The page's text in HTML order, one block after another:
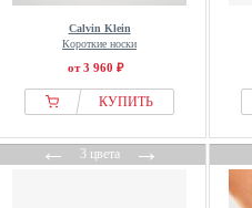
Calvin Klein
Короткие носки
от 3 960 ₽
КУПИТЬ
←3 цвета→